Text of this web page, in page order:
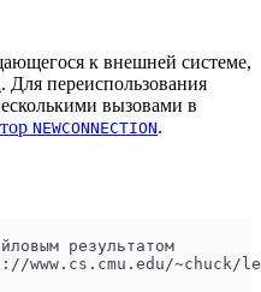
к внешней системе,
. Для переиспользования
вызовами в
NEWCONNECTION.
результатом
www.cs.cmu.edu/~chuck/